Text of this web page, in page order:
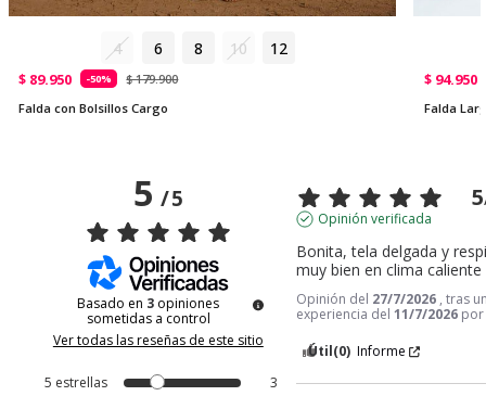
4 6 8 10 12
$ 89.950 -50%
$ 179.900
Falda con Bolsillos Cargo
$ 94.950
Falda
5/5
Basado en 3 opiniones
sometidas a control
Ver todas las reseñas de este sitio
5 estrellas
3
5
Opinión verificada
Bonita, tela delgada y
muy bien en clima caliente
Opinión del 27/7/2026 , tras
experiencia del11/7/2026
Útil(0) Informe